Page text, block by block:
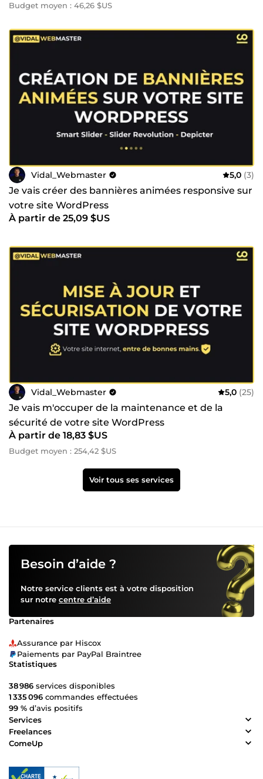
Budget moyen : 46,26 $US
Vidal_Webmaster 5,0 (3)
Je vais créer des bannières animées responsive sur
votre site WordPress
À partir de 25,09 $US
Vidal_Webmaster 5,0 (25)
Je vais m'occuper de la maintenance et de la
sécurité de votre site WordPress
À partir de 18,83 $US
Budget moyen : 254,42 $US
Voir tous ses services
Besoin d’aide ?
Notre service clients est à votre disposition
sur notre centre d’aide
Partenaires
Assurance par Hiscox
Paiements par PayPal Braintree
Statistiques
38 986 services disponibles
1 335 096 commandes effectuées
99 % d’avis positifs
Services
Freelances
ComeUp